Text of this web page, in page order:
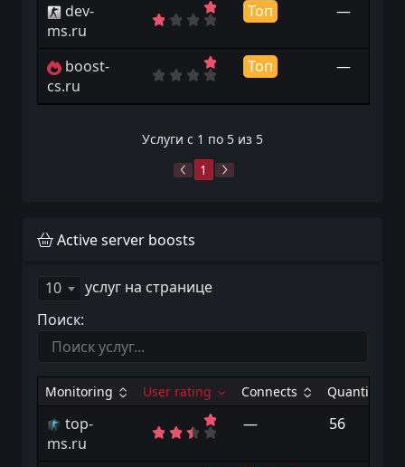
dev-
ms.ru
Топ —
boost-
cs.ru
Топ —
Услуги с 1 по 5 из 5
1
Active server boosts
10
услуг на странице
Поиск:
Monitoring User rating Connects Quantity
top-
ms.ru
— 56